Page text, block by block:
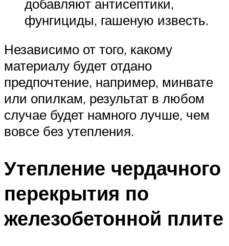
добавляют антисептики,
фунгициды, гашеную известь.
Независимо от того, какому
материалу будет отдано
предпочтение, например, минвате
или опилкам, результат в любом
случае будет намного лучше, чем
вовсе без утепления.
Утепление чердачного
перекрытия по
железобетонной плите